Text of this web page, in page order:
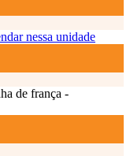
nessa unidade
de frança -